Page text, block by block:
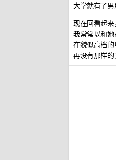
大学就有了男
现在回看起
我常常以和
在貌似高档
再没有那样的